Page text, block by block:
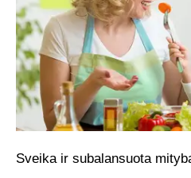
Sveika ir subalansuota